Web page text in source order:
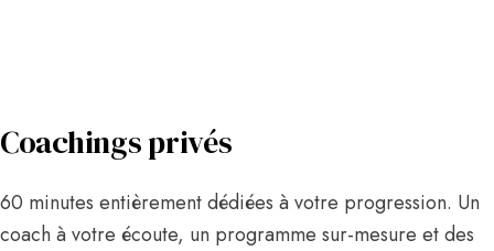
Coachings privés
60 minutes entièrement dédiées à votre progression. Un
coach à votre écoute, un programme sur-mesure et des